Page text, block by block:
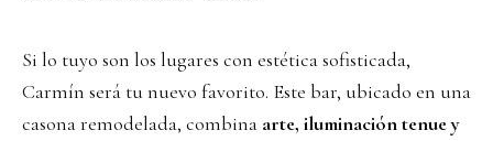
Si lo tuyo son los lugares con estética sofisticada,
Carmín será tu nuevo favorito. Este bar, ubicado en una
casona remodelada, combina arte, iluminación tenue y